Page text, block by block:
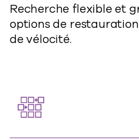
Recherche flexible et
options de
de vélocité.